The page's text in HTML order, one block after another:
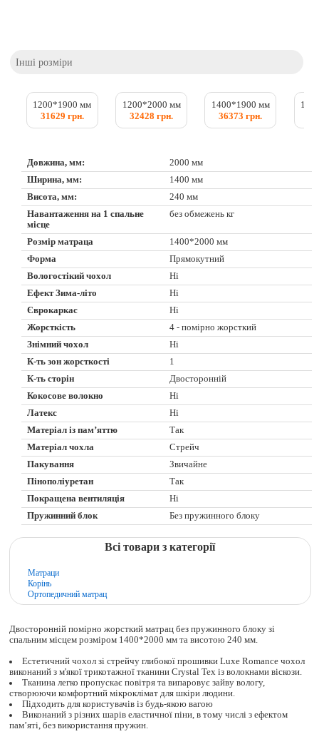
Інші розміри
1200*1900 мм
31629 грн.
1200*2000 мм
32428 грн.
1400*1900 мм
36373 грн.
Довжина, мм:
2000 мм
Ширина, мм:
1400 мм
Висота, мм:
240 мм
Навантаження на 1 спальне
місце
без обмежень кг
Розмір матраца
1400*2000 мм
Форма
Прямокутний
Вологостікий чохол
Ні
Ефект Зима-літо
Ні
Єврокаркас
Ні
Жорсткість
4 - помірно жорсткий
Знімний чохол
Ні
К-ть зон жорсткості
1
К-ть сторін
Двосторонній
Кокосове волокно
Ні
Латекс
Ні
Матеріал із пам’яттю
Так
Матеріал чохла
Стрейч
Пакування
Звичайне
Пінополіуретан
Так
Покращена вентиляція
Ні
Пружинний блок
Без пружинного блоку
Всі товари з категорії
Матраци
Корінь
Ортопедичний матрац
Двосторонній помірно жорсткий матрац без пружинного блоку зі
спальним місцем розміром 1400*2000 мм та висотою 240 мм.
Естетичний чохол зі стрейчу глибокої прошивки Luxe Romance чохол
виконаний з м'якої трикотажної тканини Crystal Tex із волокнами віскози.
Тканина легко пропускає повітря та випаровує зайву вологу,
створюючи комфортний мікроклімат для шкіри людини.
Підходить для користувачів із будь-якою вагою
Виконаний з різних шарів еластичної піни, в тому числі з ефектом
пам’яті, без використання пружин.